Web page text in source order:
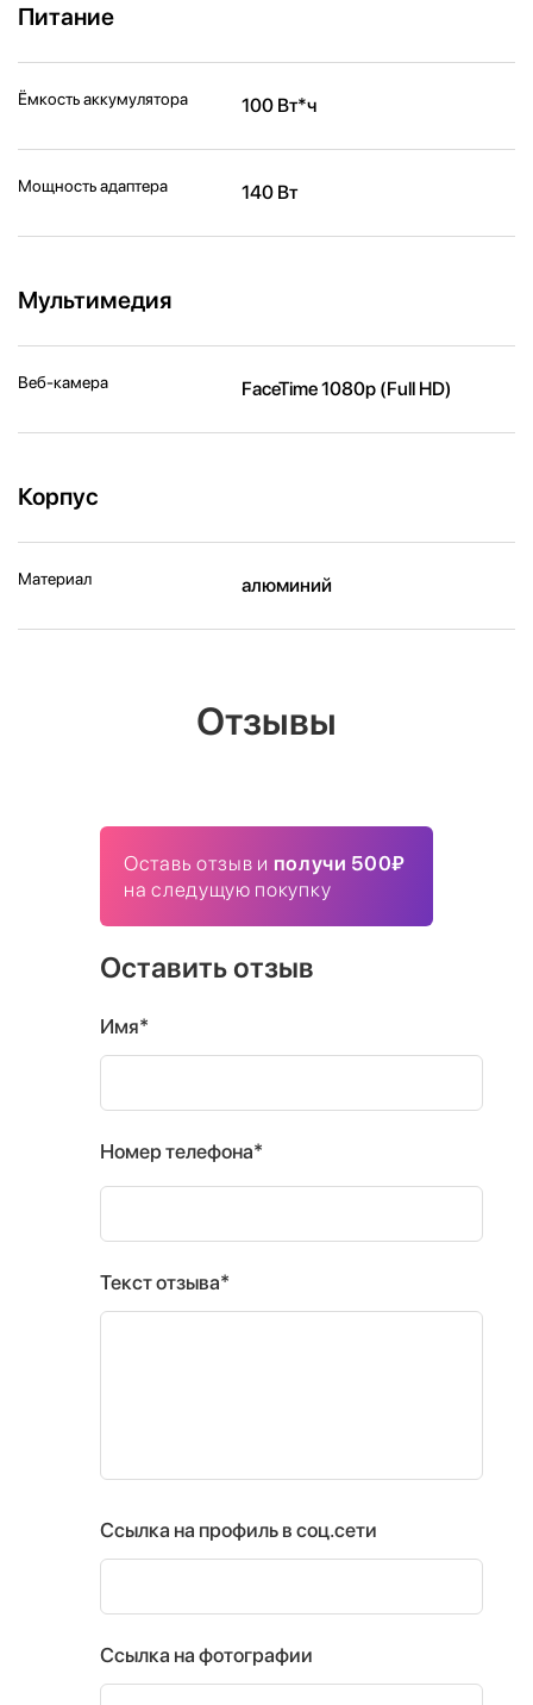
Питание
Ёмкость аккумулятора 100 Вт*ч
Мощность адаптера 140 Вт
Мультимедия
Веб-камера FaceTime 1080p (Full HD)
Корпус
Материал алюминий
Отзывы
Оставь отзыв и получи 500₽
на следущую покупку
Оставить отзыв
Имя*
Номер телефона*
Текст отзыва*
Ссылка на профиль в соц.сети
Ссылка на фотографии